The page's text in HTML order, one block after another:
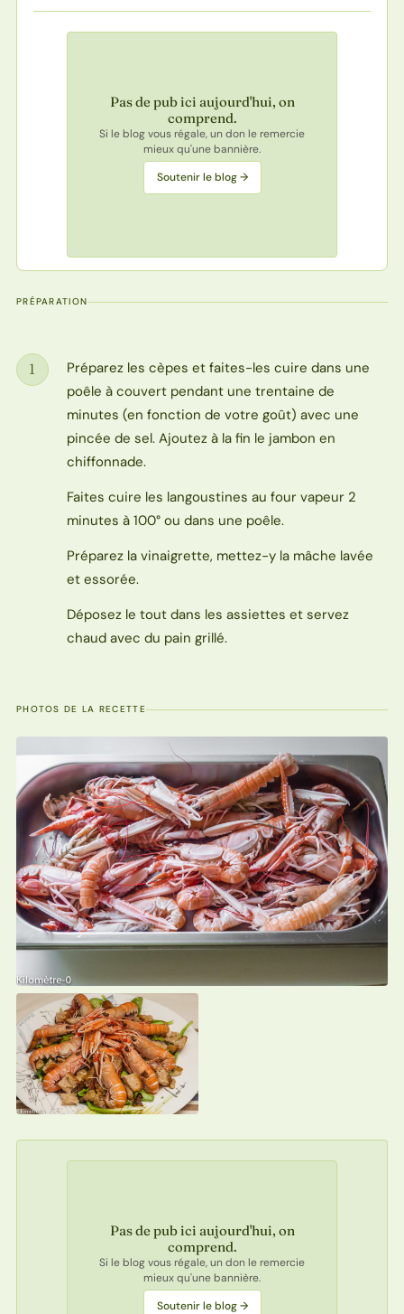
Pas de pub ici aujourd'hui, on
comprend.
Si le blog vous régale, un don le remercie
mieux qu'une bannière.
Soutenir le blog →
PRÉPARATION
Étape
1
Préparez les cèpes et faites-les cuire dans une
poêle à couvert pendant une trentaine de
minutes (en fonction de votre goût) avec une
pincée de sel. Ajoutez à la fin le jambon en
chiffonnade.
Faites cuire les langoustines au four vapeur 2
minutes à 100° ou dans une poêle.
Préparez la vinaigrette, mettez-y la mâche lavée
et essorée.
Déposez le tout dans les assiettes et servez
chaud avec du pain grillé.
PHOTOS DE LA RECETTE
Pas de pub ici aujourd'hui, on
comprend.
Si le blog vous régale, un don le remercie
mieux qu'une bannière.
Soutenir le blog →